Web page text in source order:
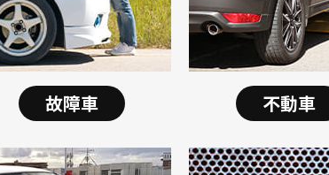
故障車 不動車